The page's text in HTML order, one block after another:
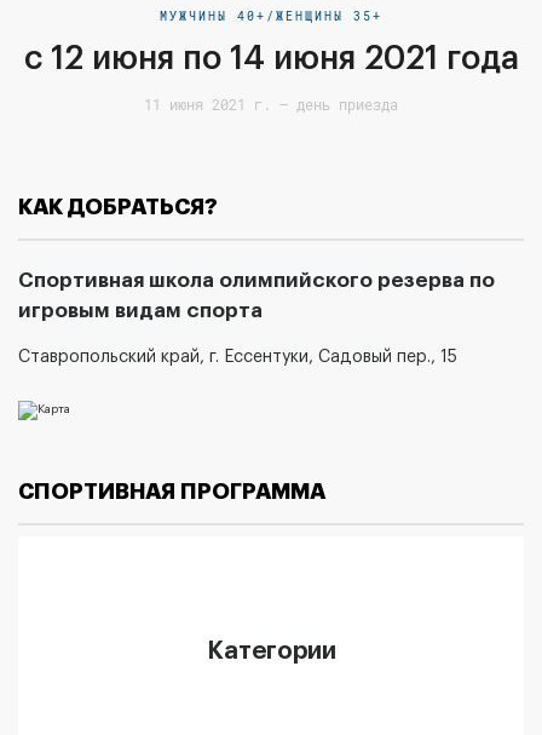
МУЖЧИНЫ 40+/ЖЕНЩИНЫ 35+
с 12 июня по 14 июня 2021 года
11 июня 2021 г. — день приезда
КАК ДОБРАТЬСЯ?
Спортивная школа олимпийского резерва по
игровым видам спорта
Ставропольский край, г. Ессентуки, Садовый пер., 15
СПОРТИВНАЯ ПРОГРАММА
Категории